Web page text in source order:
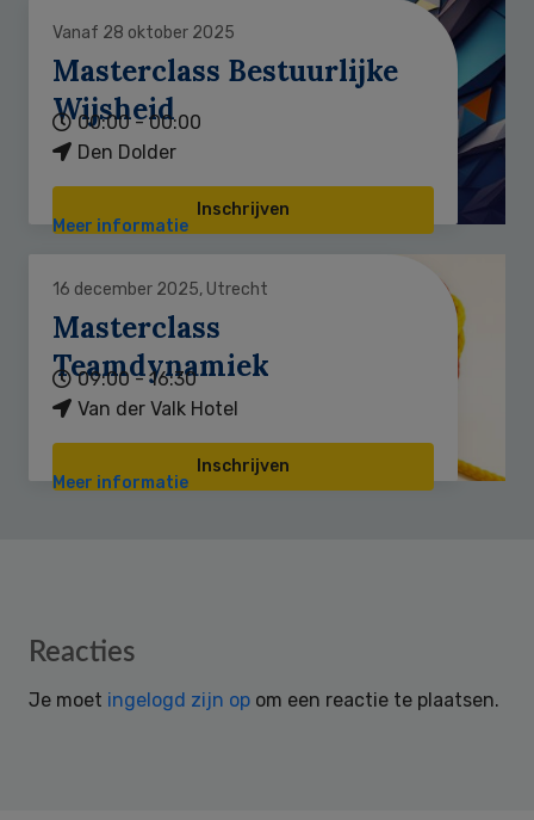
Vanaf 28 oktober 2025
Masterclass Bestuurlijke
Wijsheid
00:00 - 00:00
Den Dolder
Inschrijven
Meer informatie
16 december 2025, Utrecht
Masterclass
Teamdynamiek
09:00 - 16:30
Van der Valk Hotel
Inschrijven
Meer informatie
Reader
Reacties
Je moet ingelogd zijn op om een reactie te plaatsen.